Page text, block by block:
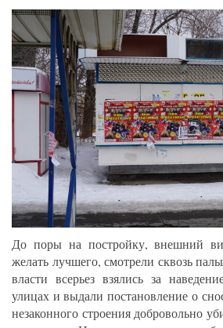
До поры на постройку, внешний
желать лучшего, смотрели сквозь
власти всерьез взялись за
улицах и выдали постановление о
незаконного строения добровольно